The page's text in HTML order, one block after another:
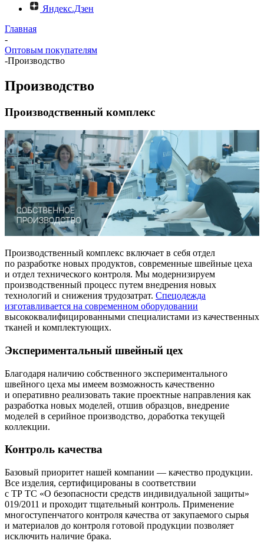
Яндекс.Дзен
Главная
-
Оптовым покупателям
-Производство
Производство
Производственный комплекс
Производственный комплекс включает в себя отдел
по разработке новых продуктов, современные швейные цеха
и отдел технического контроля. Мы модернизируем
производственный процесс путем внедрения новых
технологий и снижения трудозатрат. Спецодежда
изготавливается на современном оборудовании
высококвалифицированными специалистами из качественных
тканей и комплектующих.
Экспериментальный швейный цех
Благодаря наличию собственного экспериментального
швейного цеха мы имеем возможность качественно
и оперативно реализовать такие проектные направления как
разработка новых моделей, отшив образцов, внедрение
моделей в серийное производство, доработка текущей
коллекции.
Контроль качества
Базовый приоритет нашей компании — качество продукции.
Все изделия, сертифицированы в соответствии
с ТР ТС «О безопасности средств индивидуальной защиты»
019/2011 и проходит тщательный контроль. Применение
многоступенчатого контроля качества от закупаемого сырья
и материалов до контроля готовой продукции позволяет
исключить наличие брака.